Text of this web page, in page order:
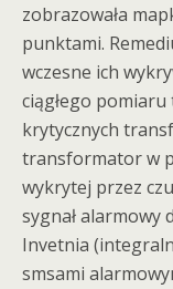
zobrazowała
punktami.
wczesne ich
ciągłego
krytycznych
transformator w
wykrytej przez
sygnał alarmowy
Invetnia
smsami